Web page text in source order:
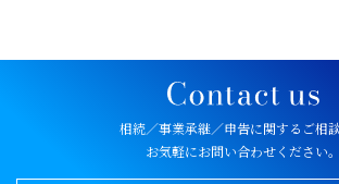
相続／事業承継／申告に関するご相
お気軽にお問い合わせください。